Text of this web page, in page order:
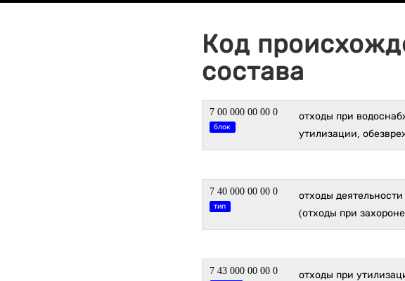
Код
состава
7 00 000 00 00 0
блок
отходы при
утилизации,
7 40 000 00 00 0
тип
отходы
(отходы при
7 43 000 00 00 0
отходы при